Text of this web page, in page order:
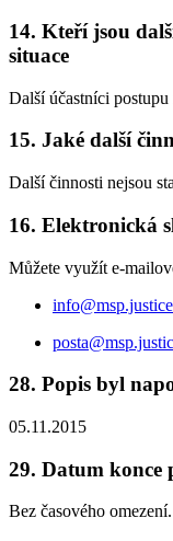
14. Kteří jsou
situace
Další účastníci postupu
15. Jaké další
Další činnosti nejsou
16. Elektronická
Můžete využít e-
28. Popis byl
05.11.2015
29. Datum konce
Bez časového omezení.